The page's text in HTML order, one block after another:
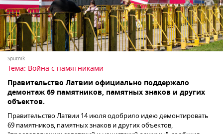
Sputnik
Тема: Война с памятниками
Правительство Латвии официально поддержало
демонтаж 69 памятников, памятных знаков и других
объектов.
Правительство Латвии 14 июля одобрило идею демонтировать
69 памятников, памятных знаков и других объектов,